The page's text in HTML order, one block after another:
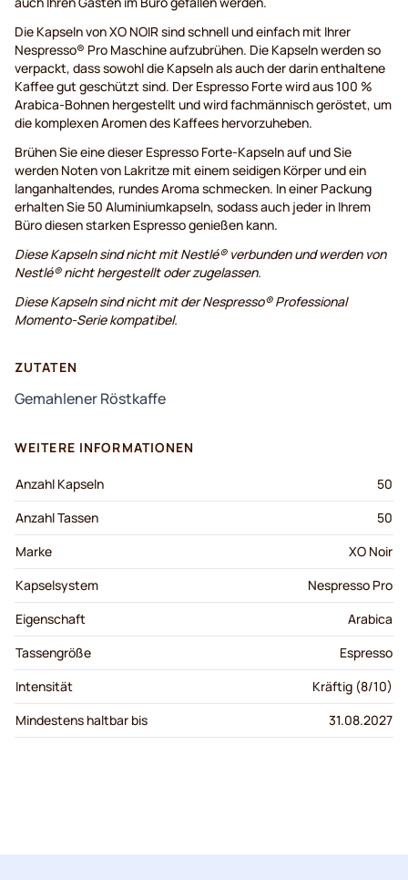
Die Kapseln von XO NOIR sind schnell und einfach mit Ihrer
Nespresso® Pro Maschine aufzubrühen. Die Kapseln werden so
verpackt, dass sowohl die Kapseln als auch der darin enthaltene
Kaffee gut geschützt sind. Der Espresso Forte wird aus 100 %
Arabica-Bohnen hergestellt und wird fachmännisch geröstet, um
die komplexen Aromen des Kaffees hervorzuheben.
Brühen Sie eine dieser Espresso Forte-Kapseln auf und Sie
werden Noten von Lakritze mit einem seidigen Körper und ein
langanhaltendes, rundes Aroma schmecken. In einer Packung
erhalten Sie 50 Aluminiumkapseln, sodass auch jeder in Ihrem
Büro diesen starken Espresso genießen kann.
Diese Kapseln sind nicht mit Nestlé® verbunden und werden von
Nestlé® nicht hergestellt oder zugelassen.
Diese Kapseln sind nicht mit der Nespresso® Professional
Momento-Serie kompatibel.
ZUTATEN
Gemahlener Röstkaffe
WEITERE INFORMATIONEN
Anzahl Kapseln
50
Anzahl Tassen
50
Marke
XO Noir
Kapselsystem
Nespresso Pro
Eigenschaft
Arabica
Tassengröße
Espresso
Intensität
Kräftig (8/10)
Mindestens haltbar bis
31.08.2027